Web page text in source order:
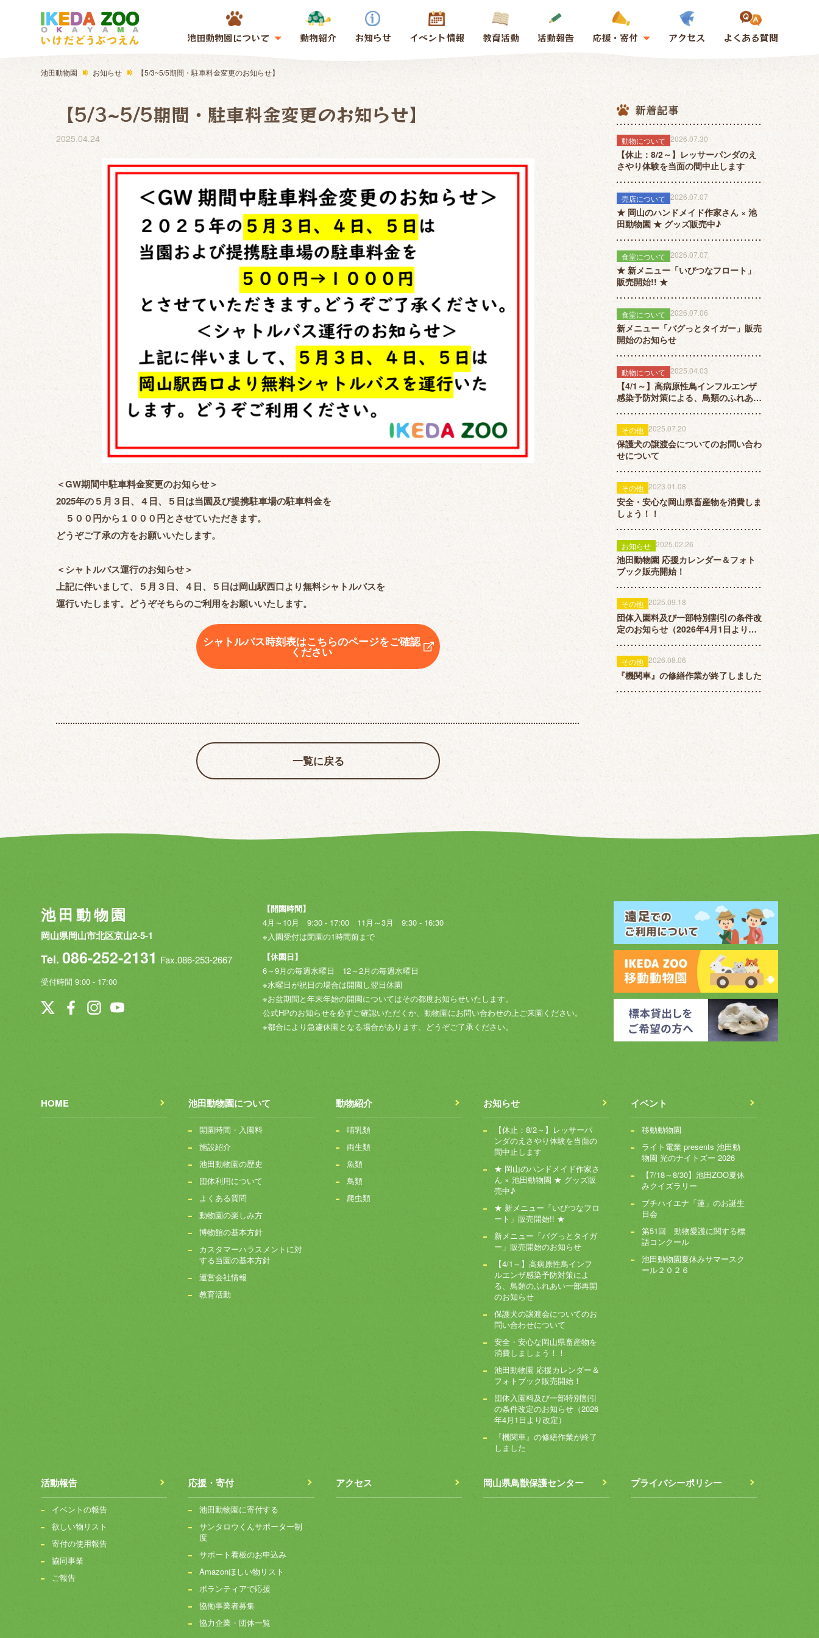
池田動物園について 動物紹介 お知らせ イベント情報 教育活動 活動報告 応援・寄付 アクセス よくある質問
池田動物園 お知らせ 【5/3~5/5期間・駐車料金変更のお知らせ】
【5/3~5/5期間・駐車料金変更のお知らせ】
2025.04.24
＜GW期間中駐車料金変更のお知らせ＞
2025年の５月３日、４日、５日は当園及び提携駐車場の駐車料金を
５００円から１０００円とさせていただきます。
どうぞご了承の方をお願いいたします。
＜シャトルバス運行のお知らせ＞
上記に伴いまして、５月３日、４日、５日は岡山駅西口より無料シャトルバスを
運行いたします。どうぞそちらのご利用をお願いいたします。
シャトルバス時刻表はこちらのページをご確認
ください
一覧に戻る
新着記事
動物について 2026.07.30
【休止：8/2～】レッサーパンダのえ
さやり体験を当面の間中止します
売店について 2026.07.07
★ 岡山のハンドメイド作家さん × 池
田動物園 ★ グッズ販売中♪
食堂について 2026.07.07
★ 新メニュー「いびつなフロート」
販売開始!! ★
食堂について 2026.07.06
新メニュー「バグっとタイガー」販売
開始のお知らせ
動物について 2025.04.03
【4/1～】高病原性鳥インフルエンザ
感染予防対策による、鳥類のふれあい
一部再開のお知らせ
その他 2025.07.20
保護犬の譲渡会についてのお問い合わ
せについて
その他 2023.01.08
安全・安心な岡山県畜産物を消費しま
しょう！！
お知らせ 2025.02.26
池田動物園 応援カレンダー＆フォト
ブック販売開始！
その他 2025.09.18
団体入園料及び一部特別割引の条件改
定のお知らせ（2026年4月1日より改
その他 2026.08.06
『機関車』の修繕作業が終了しました
池田動物園
岡山県岡山市北区京山2-5-1
Tel.086-252-2131 Fax.086-253-2667
受付時間 9:00 - 17:00
【開園時間】
4月～10月 9:30 - 17:00 11月～3月 9:30 - 16:30
※入園受付は閉園の1時間前まで
【休園日】
6～9月の毎週水曜日 12～2月の毎週水曜日
※水曜日が祝日の場合は開園し翌日休園
※お盆期間と年末年始の開園についてはその都度お知らせいたします。
公式HPのお知らせを必ずご確認いただくか、動物園にお問い合わせの上ご来園ください。
※都合により急遽休園となる場合があります、どうぞご了承ください。
HOME 池田動物園について
開園時間・入園料
施設紹介
池田動物園の歴史
団体利用について
よくある質問
動物園の楽しみ方
博物館の基本方針
カスタマーハラスメントに対
する当園の基本方針
運営会社情報
教育活動
動物紹介
哺乳類
両生類
魚類
鳥類
爬虫類
お知らせ
【休止：8/2～】レッサーパ
ンダのえさやり体験を当面の
間中止します
★ 岡山のハンドメイド作家さ
ん × 池田動物園 ★ グッズ販
売中♪
★ 新メニュー「いびつなフロ
ート」販売開始!! ★
新メニュー「バグっとタイガ
ー」販売開始のお知らせ
【4/1～】高病原性鳥インフ
ルエンザ感染予防対策によ
る、鳥類のふれあい一部再開
のお知らせ
保護犬の譲渡会についてのお
問い合わせについて
安全・安心な岡山県畜産物を
消費しましょう！！
池田動物園 応援カレンダー＆
フォトブック販売開始！
団体入園料及び一部特別割引
の条件改定のお知らせ（2026
年4月1日より改定）
『機関車』の修繕作業が終了
しました
イベント
移動動物園
ライト電業 presents 池田動
物園 光のナイトズー 2026
【7/18～8/30】池田ZOO夏休
みクイズラリー
ブチハイエナ「蓮」のお誕生
日会
第51回 動物愛護に関する標
語コンクール
池田動物園夏休みサマースク
ール２０２６
活動報告
イベントの報告
欲しい物リスト
寄付の使用報告
協同事業
ご報告
応援・寄付
池田動物園に寄付する
サンタロウくんサポーター制
度
サポート看板のお申込み
Amazonほしい物リスト
ボランティアで応援
協働事業者募集
協力企業・団体一覧
アクセス 岡山県鳥獣保護センター プライバシーポリシー